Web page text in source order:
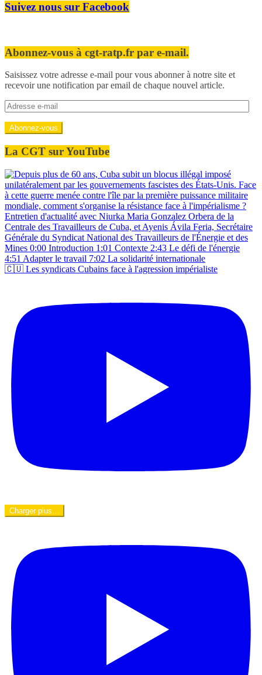
Suivez nous sur Facebook
Abonnez-vous à cgt-ratp.fr par e-mail.
Saisissez votre adresse e-mail pour vous abonner à notre site et
recevoir une notification par email de chaque nouvel article.
Adresse
e-
mail
Abonnez-vous
La CGT sur YouTube
🇨🇺 Les syndicats Cubains face à l'agression impérialiste
Charger plus…